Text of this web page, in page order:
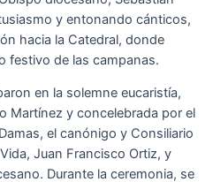
y entonando cánticos,
hacia la Catedral, donde
festivo de las campanas.
en la solemne eucaristía,
Martínez y concelebrada por el
el canónigo y Consiliario
Juan Francisco Ortiz, y
Durante la ceremonia, se